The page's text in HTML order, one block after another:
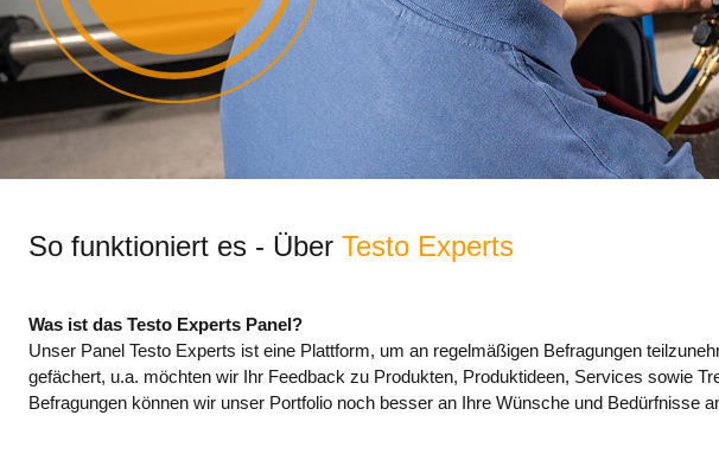
So funktioniert es - Über Testo Experts
Was ist das Testo Experts Panel?
Unser Panel Testo Experts ist eine Plattform, um an regelmäßigen Befragungen
gefächert, u.a. möchten wir Ihr Feedback zu Produkten, Produktideen, Services sowie
Befragungen können wir unser Portfolio noch besser an Ihre Wünsche und Bedürfnisse